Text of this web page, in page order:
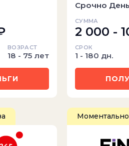
ВОЗРАСТ
18 - 75 лет
Срочно
СУММА
2 000 -
СРОК
1 - 180 дн.